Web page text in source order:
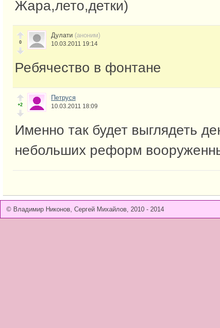
Жара,лето,детки)
0
Дулати (аноним)
10.03.2011 19:14
Ребячество в фонтане
+2
Петруся
10.03.2011 18:09
Именно так будет выглядеть
небольших реформ
© Владимир Никонов, Сергей Михайлов, 2010 - 2014